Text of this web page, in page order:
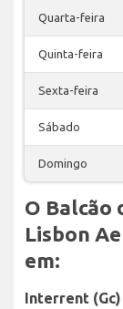
Quarta-feira
Quinta-feira
Sexta-feira
Sábado
Domingo
O Balcão
Lisbon
em:
Interrent (Gc)